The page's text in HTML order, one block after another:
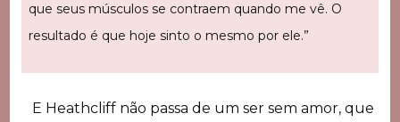
que seus músculos se contraem quando me vê. O
resultado é que hoje sinto o mesmo por ele.”
E Heathcliff não passa de um ser sem amor, que